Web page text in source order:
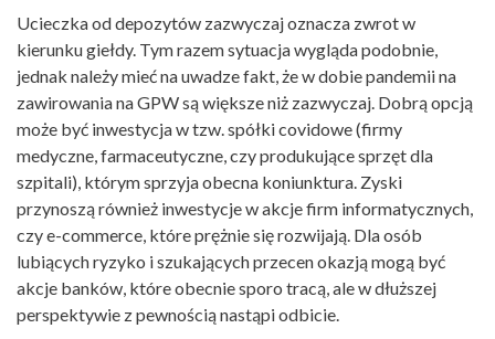
Ucieczka od depozytów zazwyczaj oznacza zwrot w
kierunku giełdy. Tym razem sytuacja wygląda podobnie,
jednak należy mieć na uwadze fakt, że w dobie pandemii na
zawirowania na GPW są większe niż zazwyczaj. Dobrą opcją
może być inwestycja w tzw. spółki covidowe (firmy
medyczne, farmaceutyczne, czy produkujące sprzęt dla
szpitali), którym sprzyja obecna koniunktura. Zyski
przynoszą również inwestycje w akcje firm informatycznych,
czy e-commerce, które prężnie się rozwijają. Dla osób
lubiących ryzyko i szukających przecen okazją mogą być
akcje banków, które obecnie sporo tracą, ale w dłuższej
perspektywie z pewnością nastąpi odbicie.